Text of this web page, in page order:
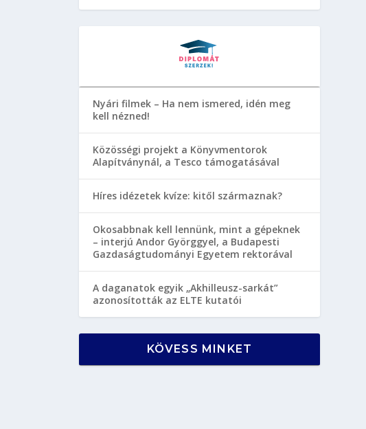
Nyári filmek – Ha nem ismered, idén meg
kell nézned!
Közösségi projekt a Könyvmentorok
Alapítványnál, a Tesco támogatásával
Híres idézetek kvíze: kitől származnak?
Okosabbnak kell lennünk, mint a gépeknek
– interjú Andor Györggyel, a Budapesti
Gazdaságtudományi Egyetem rektorával
A daganatok egyik „Akhilleusz-sarkát”
azonosították az ELTE kutatói
KÖVESS MINKET